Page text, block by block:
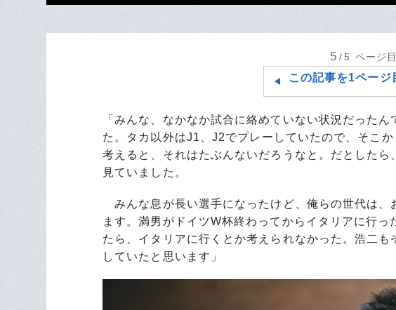
5 /5 ページ目
この記事を1ページ
「みんな、なかなか試合に絡めていない状況だった
た。タカ以外はJ1、J2でプレーしていたので、そこ
考えると、それはたぶんないだろうなと。だとした
見ていました。
みんな息が長い選手になったけど、俺らの世代は、
ます。満男がドイツW杯終わってからイタリアに行
たら、イタリアに行くとか考えられなかった。浩二
していたと思います」